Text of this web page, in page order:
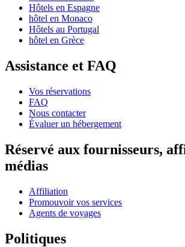
Hôtels en Espagne
hôtel en Monaco
Hôtels au Portugal
hôtel en Grèce
Assistance et FAQ
Vos réservations
FAQ
Nous contacter
Évaluer un hébergement
Réservé aux fournisseurs,
médias
Affiliation
Promouvoir vos services
Agents de voyages
Politiques